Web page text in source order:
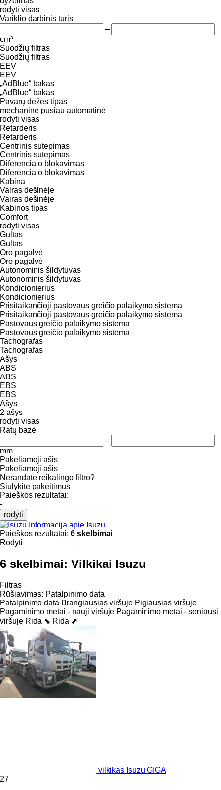
rodyti visas
Variklio darbinis tūris
–
cm³
Suodžių filtras
Suodžių filtras
EEV
EEV
„AdBlue“ bakas
„AdBlue“ bakas
Pavarų dėžės tipas
mechaninė pusiau automatinė
rodyti visas
Retarderis
Retarderis
Centrinis sutepimas
Centrinis sutepimas
Diferencialo blokavimas
Diferencialo blokavimas
Kabina
Vairas dešinėje
Vairas dešinėje
Kabinos tipas
Comfort
rodyti visas
Gultas
Gultas
Oro pagalvė
Oro pagalvė
Autonominis šildytuvas
Autonominis šildytuvas
Kondicionierius
Kondicionierius
Prisitaikančioji pastovaus greičio palaikymo sistema
Prisitaikančioji pastovaus greičio palaikymo sistema
Pastovaus greičio palaikymo sistema
Pastovaus greičio palaikymo sistema
Tachografas
Tachografas
Ašys
ABS
ABS
EBS
EBS
Ašys
2 ašys
rodyti visas
Ratų bazė
–
mm
Pakeliamoji ašis
Pakeliamoji ašis
Nerandate reikalingo filtro?
Siūlykite pakeitimus
Paieškos rezultatai:
-
rodyti
Informacija apie Isuzu
Paieškos rezultatai: 6 skelbimai
Rodyti
6 skelbimai: Vilkikai Isuzu
Filtras
Rūšiavimas: Patalpinimo data
Patalpinimo data Brangiausias viršuje Pigiausias viršuje
Pagaminimo metai - nauji viršuje Pagaminimo metai - seniausi
viršuje Rida ⬊ Rida ⬈
vilkikas Isuzu GIGA
27